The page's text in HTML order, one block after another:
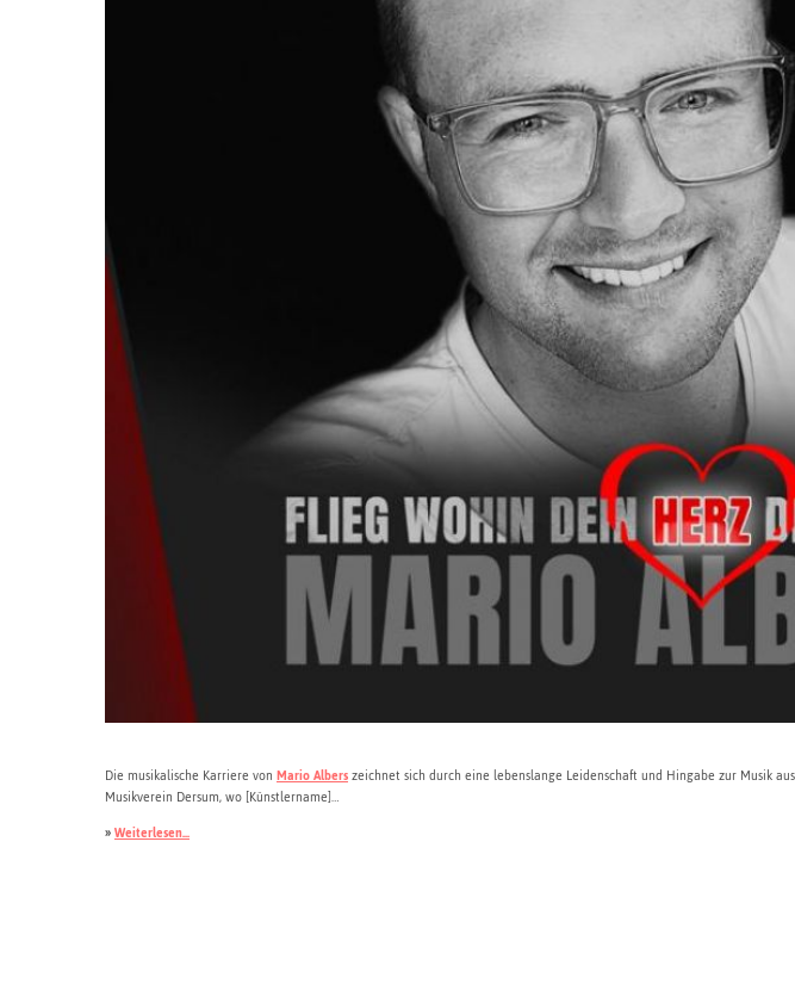
Die musikalische Karriere vonMario Alberszeichnet sich durch eine lebenslange Leidenschaft und Hingabe zur Musik
Musikverein Dersum, wo [Künstlername]…
»Weiterlesen...